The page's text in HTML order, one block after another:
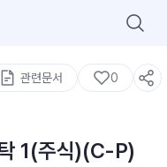
구성종목 검색
관련문서 0
1(주식)(C-P)